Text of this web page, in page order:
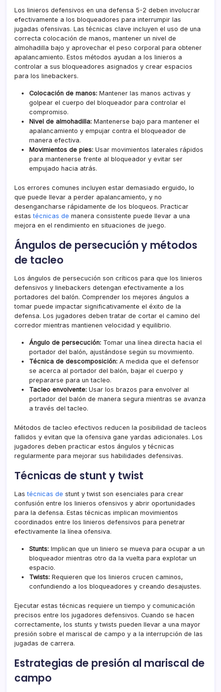
Los linieros defensivos en una defensa 5-2 deben involucrar
efectivamente a los bloqueadores para interrumpir las
jugadas ofensivas. Las técnicas clave incluyen el uso de una
correcta colocación de manos, mantener un nivel de
almohadilla bajo y aprovechar el peso corporal para obtener
apalancamiento. Estos métodos ayudan a los linieros a
controlar a sus bloqueadores asignados y crear espacios
para los linebackers.
Colocación de manos: Mantener las manos activas y
golpear el cuerpo del bloqueador para controlar el
compromiso.
Nivel de almohadilla: Mantenerse bajo para mantener el
apalancamiento y empujar contra el bloqueador de
manera efectiva.
Movimientos de pies: Usar movimientos laterales rápidos
para mantenerse frente al bloqueador y evitar ser
empujado hacia atrás.
Los errores comunes incluyen estar demasiado erguido, lo
que puede llevar a perder apalancamiento, y no
desengancharse rápidamente de los bloqueos. Practicar
estastécnicas de manera consistente puede llevar a una
mejora en el rendimiento en situaciones de juego.
Ángulos de persecución y métodos
de tacleo
Los ángulos de persecución son críticos para que los linieros
defensivos y linebackers detengan efectivamente a los
portadores del balón. Comprender los mejores ángulos a
tomar puede impactar significativamente el éxito de la
defensa. Los jugadores deben tratar de cortar el camino del
corredor mientras mantienen velocidad y equilibrio.
Ángulo de persecución: Tomar una línea directa hacia el
portador del balón, ajustándose según su movimiento.
Técnica de descomposición: A medida que el defensor
se acerca al portador del balón, bajar el cuerpo y
prepararse para un tacleo.
Tacleo envolvente: Usar los brazos para envolver al
portador del balón de manera segura mientras se avanza
a través del tacleo.
Métodos de tacleo efectivos reducen la posibilidad de tacleos
fallidos y evitan que la ofensiva gane yardas adicionales. Los
jugadores deben practicar estos ángulos y técnicas
regularmente para mejorar sus habilidades defensivas.
Técnicas de stunt y twist
Lastécnicas de stunt y twist son esenciales para crear
confusión entre los linieros ofensivos y abrir oportunidades
para la defensa. Estas técnicas implican movimientos
coordinados entre los linieros defensivos para penetrar
efectivamente la línea ofensiva.
Stunts: Implican que un liniero se mueva para ocupar a un
bloqueador mientras otro da la vuelta para explotar un
espacio.
Twists: Requieren que los linieros crucen caminos,
confundiendo a los bloqueadores y creando desajustes.
Ejecutar estas técnicas requiere un tiempo y comunicación
precisos entre los jugadores defensivos. Cuando se hacen
correctamente, los stunts y twists pueden llevar a una mayor
presión sobre el mariscal de campo y a la interrupción de las
jugadas de carrera.
Estrategias de presión al mariscal de
campo